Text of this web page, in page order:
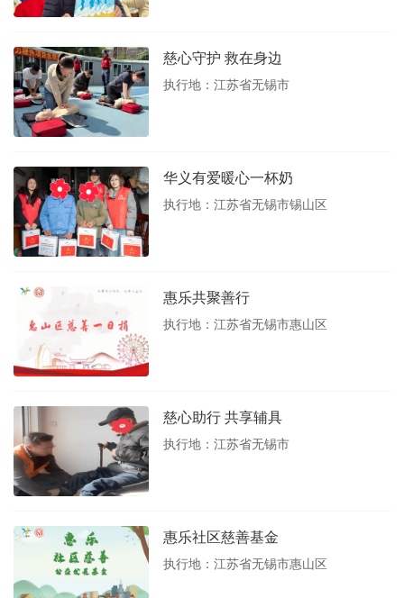
慈心守护 救在身边
执行地：江苏省无锡市
华义有爱暖心一杯奶
执行地：江苏省无锡市锡山区
惠乐共聚善行
执行地：江苏省无锡市惠山区
慈心助行 共享辅具
执行地：江苏省无锡市
惠乐社区慈善基金
执行地：江苏省无锡市惠山区